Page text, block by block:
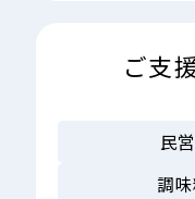
ご支
民
調味